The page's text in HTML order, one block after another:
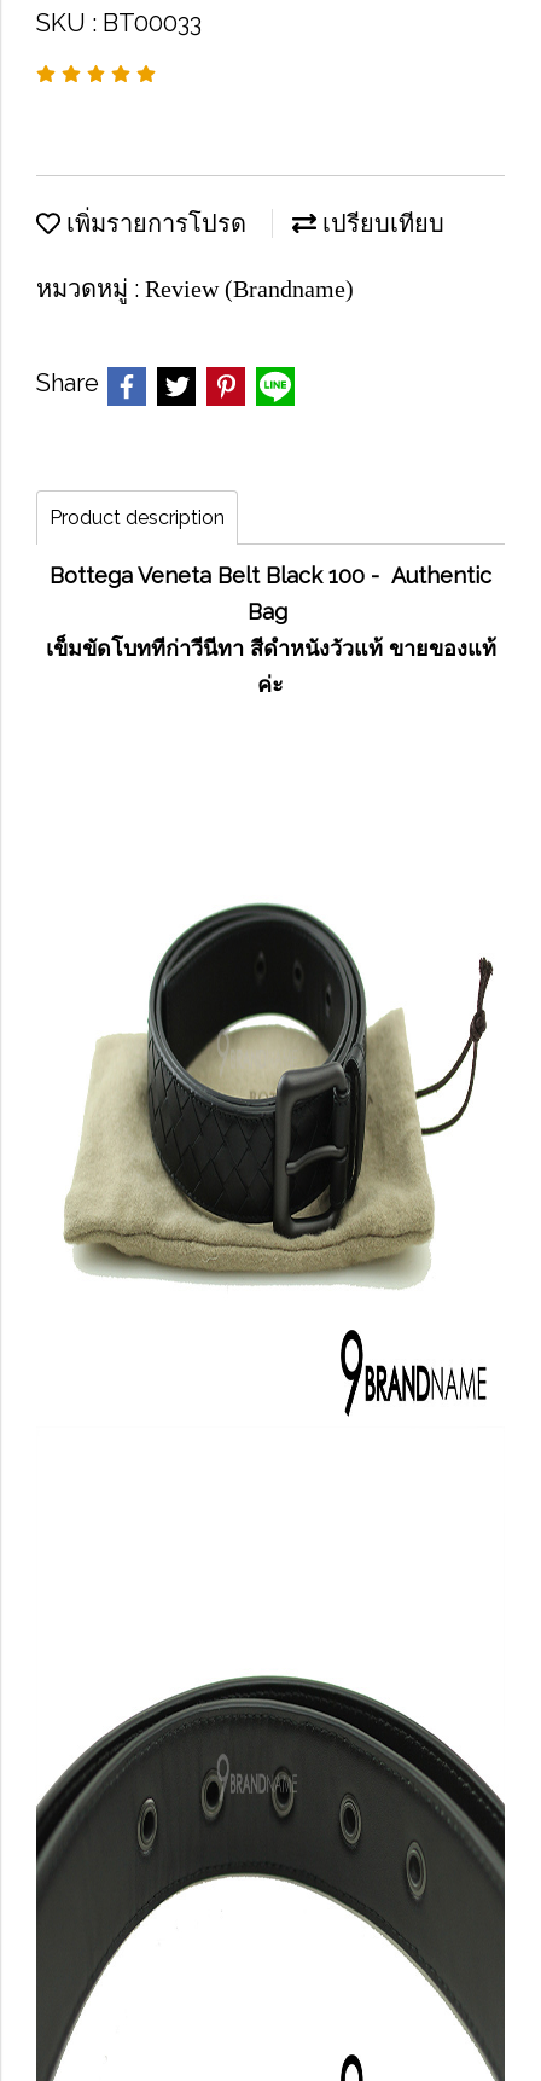
SKU : BT00033
เพิ่มรายการโปรด เปรียบเทียบ
หมวดหมู่ : Review (Brandname)
Share
Product description
Bottega Veneta Belt Black 100 - Authentic
Bag
เข็มขัดโบททีก่าวีนีทา สีดำหนังวัวแท้ ขายของแท้
ค่ะ